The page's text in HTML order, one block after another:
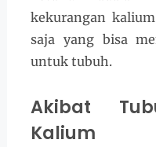
kekurangan
saja yang bisa
untuk tubuh.
Akibat
Kalium